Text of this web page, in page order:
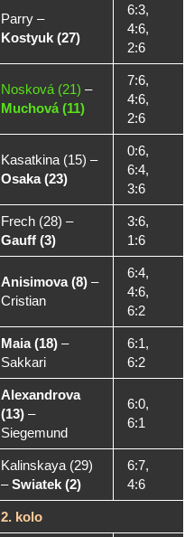
Parry –
Kostyuk (27)
6:3,
4:6,
2:6
Nosková (21) –
Muchová (11)
7:6,
4:6,
2:6
Kasatkina (15) –
Osaka (23)
0:6,
6:4,
3:6
Frech (28) –
Gauff (3)
3:6,
1:6
Anisimova (8) –
Cristian
6:4,
4:6,
6:2
Maia (18) –
Sakkari
6:1,
6:2
Alexandrova
(13) –
Siegemund
6:0,
6:1
Kalinskaya (29)
–Swiatek (2)
6:7,
4:6
2. kolo